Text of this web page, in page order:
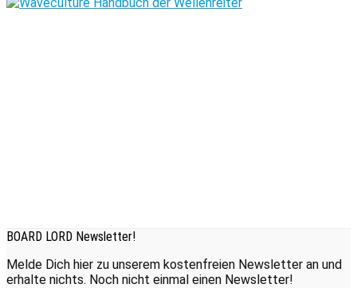
BOARD LORD Newsletter!
Melde Dich hier zu unserem kostenfreien Newsletter an und
erhalte nichts. Noch nicht einmal einen Newsletter!